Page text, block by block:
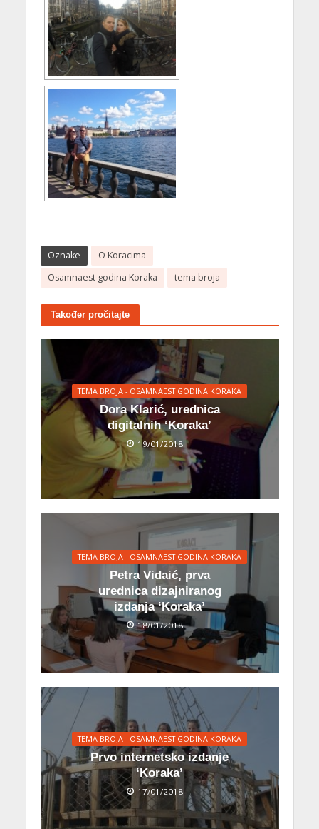
Oznake
O Koracima
Osamnaest godina Koraka
tema broja
Također pročitajte
TEMA BROJA - OSAMNAEST GODINA KORAKA
Dora Klarić, urednica
digitalnih ‘Koraka’
19/01/2018
TEMA BROJA - OSAMNAEST GODINA KORAKA
Petra Vidaić, prva
urednica dizajniranog
izdanja ‘Koraka’
18/01/2018
TEMA BROJA - OSAMNAEST GODINA KORAKA
Prvo internetsko izdanje
‘Koraka’
17/01/2018